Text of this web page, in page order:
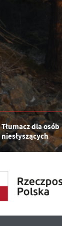
Tłumacz dla osób
niesłyszących